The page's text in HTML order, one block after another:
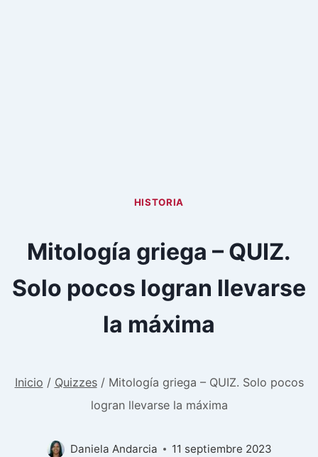
HISTORIA
Mitología griega – QUIZ.
Solo pocos logran llevarse
la máxima
Inicio / Quizzes / Mitología griega – QUIZ. Solo pocos
logran llevarse la máxima
Daniela Andarcia 11 septiembre 2023